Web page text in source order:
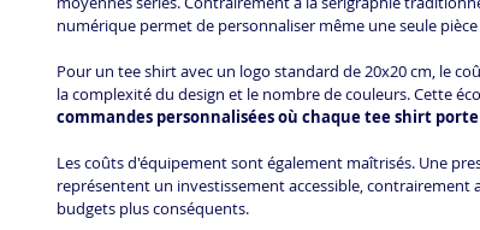
numérique permet de personnaliser même une seule
Pour un tee shirt avec un logo standard de 20x20 cm, le
la complexité du design et le nombre de couleurs. Cette
commandes personnalisées où chaque tee shirt
Les coûts d'équipement sont également maîtrisés. Une
représentent un investissement accessible,
budgets plus conséquents.